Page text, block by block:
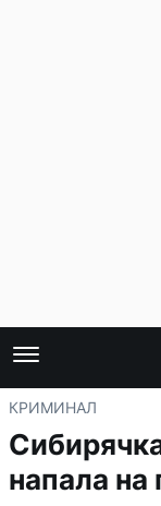
КРИМИНАЛ
напала